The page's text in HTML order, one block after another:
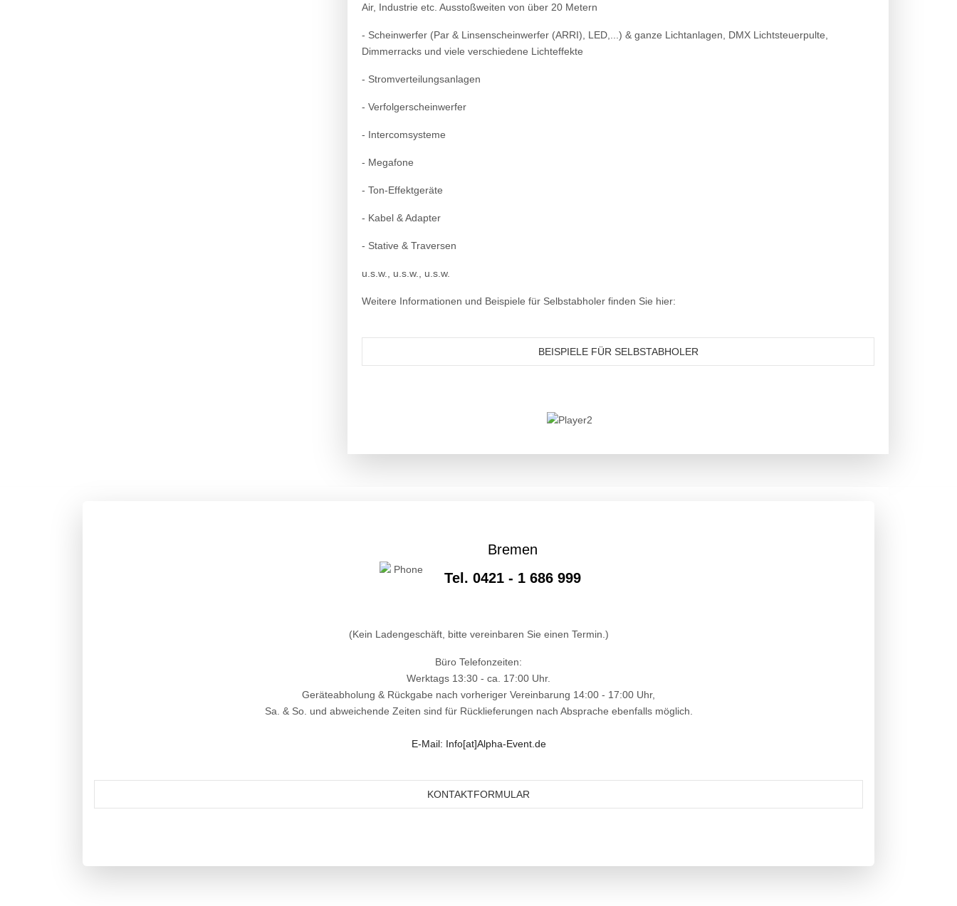
Air, Industrie etc. Ausstoßweiten von über 20 Metern
- Scheinwerfer (Par & Linsenscheinwerfer (ARRI), LED,...) & ganze Lichtanlagen, DMX Lichtsteuerpulte,
Dimmerracks und viele verschiedene Lichteffekte
- Stromverteilungsanlagen
- Verfolgerscheinwerfer
- Intercomsysteme
- Megafone
- Ton-Effektgeräte
- Kabel & Adapter
- Stative & Traversen
u.s.w., u.s.w., u.s.w.
Weitere Informationen und Beispiele für Selbstabholer finden Sie hier:
BEISPIELE FÜR SELBSTABHOLER
Bremen
Tel. 0421 - 1 686 999
(Kein Ladengeschäft, bitte vereinbaren Sie einen Termin.)
Büro Telefonzeiten:
Werktags 13:30 - ca. 17:00 Uhr.
Geräteabholung & Rückgabe nach vorheriger Vereinbarung 14:00 - 17:00 Uhr,
Sa. & So. und abweichende Zeiten sind für Rücklieferungen nach Absprache ebenfalls möglich.
E-Mail: Info[at]Alpha-Event.de
KONTAKTFORMULAR